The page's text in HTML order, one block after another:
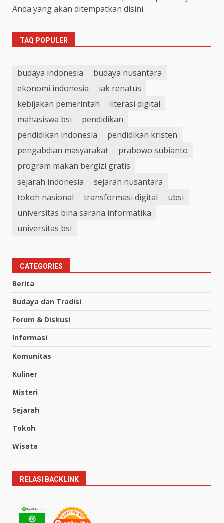
Anda yang akan ditempatkan disini.
TAQ POPULER
budaya indonesia
budaya nusantara
ekonomi indonesia
iak renatus
kebijakan pemerintah
literasi digital
mahasiswa bsi
pendidikan
pendidikan indonesia
pendidikan kristen
pengabdian masyarakat
prabowo subianto
program makan bergizi gratis
sejarah indonesia
sejarah nusantara
tokoh nasional
transformasi digital
ubsi
universitas bina sarana informatika
universitas bsi
CATEGORIES
Berita
Budaya dan Tradisi
Forum & Diskusi
Informasi
Komunitas
Kuliner
Misteri
Sejarah
Tokoh
Wisata
RELASI BACKLINK